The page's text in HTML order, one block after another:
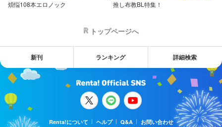
煩悩108本エロノック 推し布教BL特集！
トップページへ
新刊 ランキング 詳細検索
Renta!について ヘルプ Q&A お問い合わせ